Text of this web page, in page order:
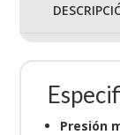
Presión